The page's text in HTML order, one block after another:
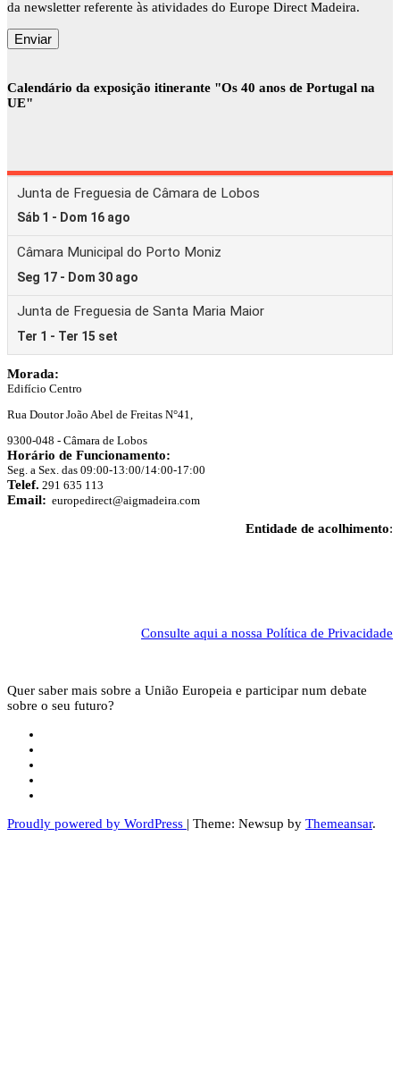
da newsletter referente às atividades do Europe Direct Madeira.
Calendário da exposição itinerante "Os 40 anos de Portugal na
UE"
Morada:
Edifício Centro
Rua Doutor João Abel de Freitas N°41,
9300-048 - Câmara de Lobos
Horário de Funcionamento:
Seg. a Sex. das 09:00-13:00/14:00-17:00
Telef. 291 635 113
Email: europedirect@aigmadeira.com
Entidade de acolhimento:
Consulte aqui a nossa Política de Privacidade
Quer saber mais sobre a União Europeia e participar num debate
sobre o seu futuro?
Proudly powered by WordPress | Theme: Newsup by Themeansar.